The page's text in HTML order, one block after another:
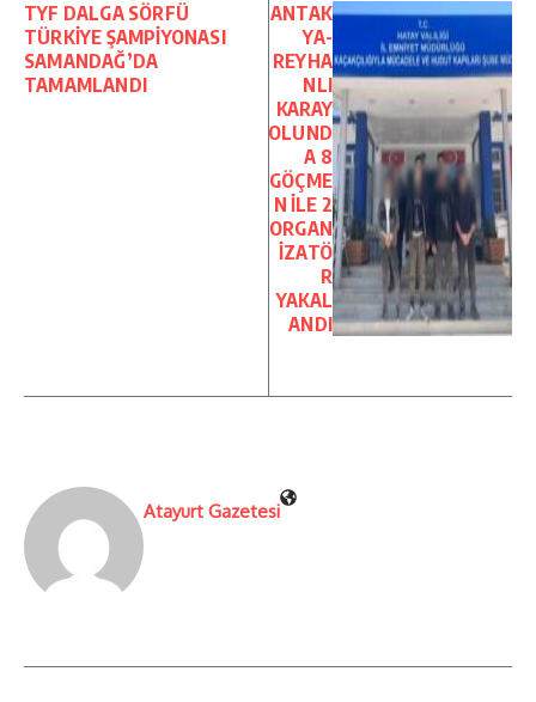
TYF DALGA SÖRFÜ
TÜRKİYE ŞAMPİYONASI
SAMANDAĞ’DA
TAMAMLANDI
ANTAK
YA-
REYHA
NLI
KARAY
OLUND
A 8
GÖÇME
N İLE 2
ORGAN
İZATÖ
R
YAKAL
ANDI
Atayurt Gazetesi